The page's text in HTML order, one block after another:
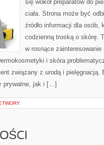
się wokół preparatów do
ciała. Strona może być
źródło informacji dla osób,
codzienną troską o skórę.
w rosnące
i skóra
związany z urodą i pielęgnacją.
prywatne, jak i […]